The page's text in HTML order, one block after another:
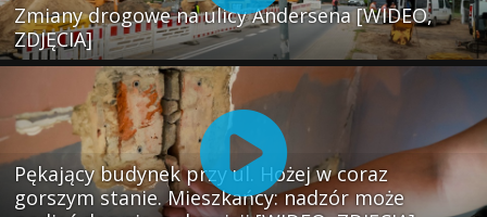
Zmiany drogowe na ulicy Andersena [WIDEO,
ZDJĘCIA]
Pękający budynek przy ul. Hożej w coraz
gorszym stanie. Mieszkańcy: nadzór może